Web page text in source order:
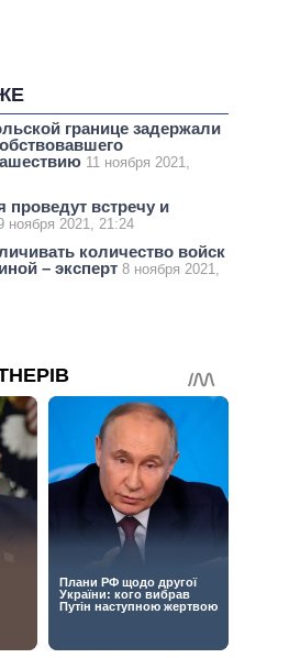
границе задержали
11 ноября 2021,
встречу и
ноября 2021, 21:24
количество войск
– эксперт 8 ноября 2021,